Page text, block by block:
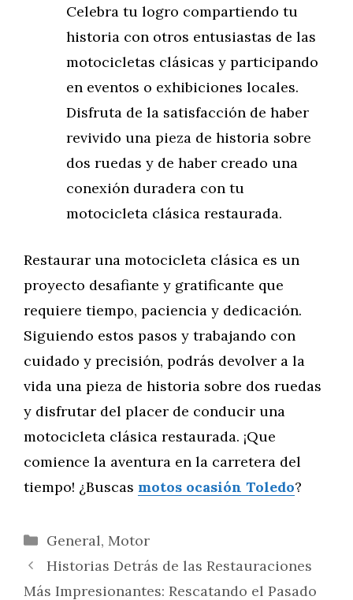
Celebra tu logro compartiendo tu
historia con otros entusiastas de las
motocicletas clásicas y participando
en eventos o exhibiciones locales.
Disfruta de la satisfacción de haber
revivido una pieza de historia sobre
dos ruedas y de haber creado una
conexión duradera con tu
motocicleta clásica restaurada.
Restaurar una motocicleta clásica es un
proyecto desafiante y gratificante que
requiere tiempo, paciencia y dedicación.
Siguiendo estos pasos y trabajando con
cuidado y precisión, podrás devolver a la
vida una pieza de historia sobre dos ruedas
y disfrutar del placer de conducir una
motocicleta clásica restaurada. ¡Que
comience la aventura en la carretera del
tiempo! ¿Buscas motos ocasión Toledo?
Categorías
General, Motor
Historias Detrás de las Restauraciones
Más Impresionantes: Rescatando el Pasado